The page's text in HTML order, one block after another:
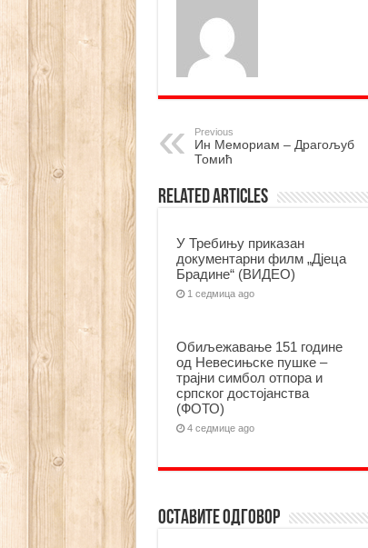
Previous
Ин Мемориам – Драгољуб
Томић
Related Articles
У Требињу приказан
документарни филм „Дјеца
Брадине“ (ВИДЕО)
1 седмица ago
Обиљежавање 151 године
од Невесињске пушке –
трајни симбол отпора и
српског достојанства
(ФОТО)
4 седмице ago
Оставите одговор